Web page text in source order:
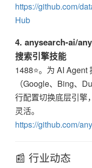
https://github.com/
Hub
4. anysearch-ai/
搜索引擎技能
1488⭐。为 AI
（Google、Bing、
行配置切换底层引擎
灵活。
https://github.com/
📰 行业动态